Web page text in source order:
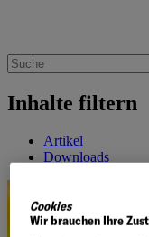
Inhalte filtern
Artikel
Downloads
Cookies
Wir brauchen Ihre